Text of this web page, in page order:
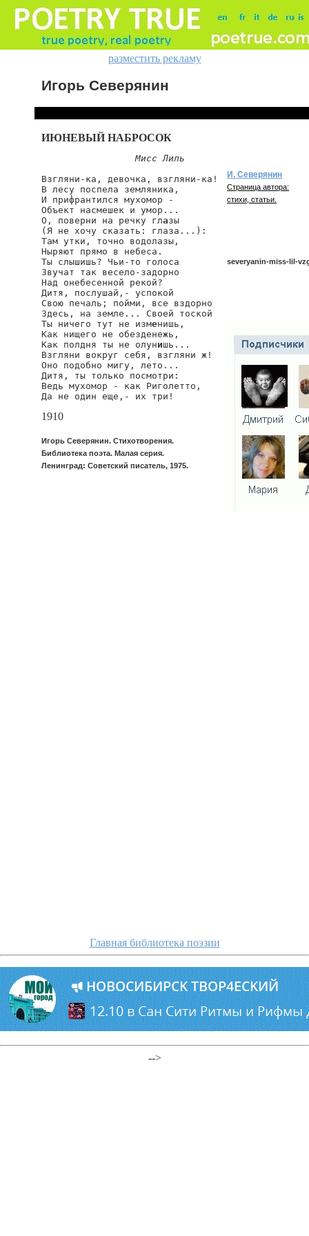
разместить рекламу
Игорь Северянин
ИЮНЕВЫЙ НАБРОСОК
Мисс Лиль
Взгляни-ка, девочка, взгляни-ка!
В лесу поспела земляника,
И прифрантился мухомор -
Объект насмешек и умор...
О, поверни на речку глазы
(Я не хочу сказать: глаза...):
Там утки, точно водолазы,
Ныряют прямо в небеса.
Ты слышишь? Чьи-то голоса
Звучат так весело-задорно
Над онебесенной рекой?
Дитя, послушай,- успокой
Свою печаль; пойми, все вздорно
Здесь, на земле... Своей тоской
Ты ничего тут не изменишь,
Как нищего не обезденежь,
Как полдня ты не олунишь...
Взгляни вокруг себя, взгляни ж!
Оно подобно мигу, лето...
Дитя, ты только посмотри:
Ведь мухомор - как Риголетто,
Да не один еще,- их три!
1910
Игорь Северянин. Стихотворения.
Библиотека поэта. Малая серия.
Ленинград: Советский писатель, 1975.
И. Северянин
Страница автора:
стихи, статьи.
severyanin-miss-lil-
Главная библиотека поэзии
-->